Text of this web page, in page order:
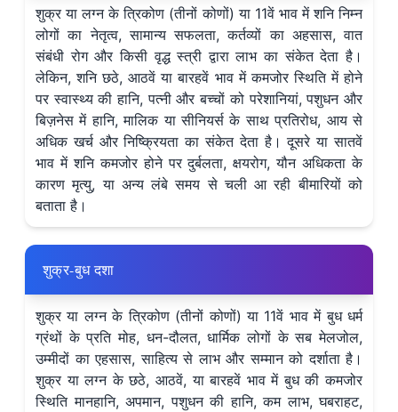
शुक्र या लग्न के त्रिकोण (तीनों कोणों) या 11वें भाव में शनि निम्न
लोगों का नेतृत्व, सामान्य सफलता, कर्तव्यों का अहसास, वात
संबंधी रोग और किसी वृद्ध स्त्री द्वारा लाभ का संकेत देता है।
लेकिन, शनि छठे, आठवें या बारहवें भाव में कमजोर स्थिति में होने
पर स्वास्थ्य की हानि, पत्नी और बच्चों को परेशानियां, पशुधन और
बिज़नेस में हानि, मालिक या सीनियर्स के साथ प्रतिरोध, आय से
अधिक खर्च और निष्क्रियता का संकेत देता है। दूसरे या सातवें
भाव में शनि कमजोर होने पर दुर्बलता, क्षयरोग, यौन अधिकता के
कारण मृत्यु, या अन्य लंबे समय से चली आ रही बीमारियों को
बताता है।
शुक्र-बुध दशा
शुक्र या लग्न के त्रिकोण (तीनों कोणों) या 11वें भाव में बुध धर्म
ग्रंथों के प्रति मोह, धन-दौलत, धार्मिक लोगों के सब मेलजोल,
उम्मीदों का एहसास, साहित्य से लाभ और सम्मान को दर्शाता है।
शुक्र या लग्न के छठे, आठवें, या बारहवें भाव में बुध की कमजोर
स्थिति मानहानि, अपमान, पशुधन की हानि, कम लाभ, घबराहट,